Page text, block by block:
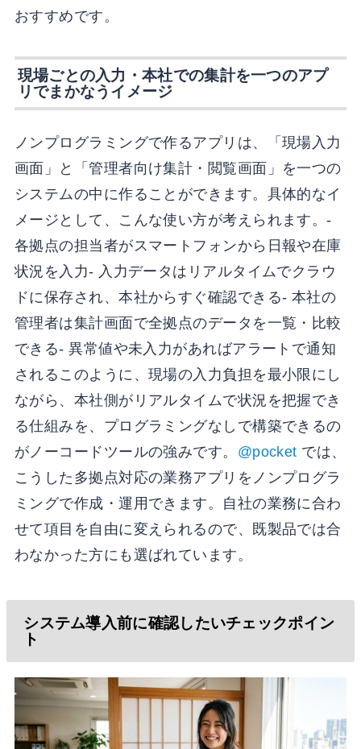
おすすめです。
現場ごとの入力・本社での集計を一つのアプ
リでまかなうイメージ
ノンプログラミングで作るアプリは、「現場入力
画面」と「管理者向け集計・閲覧画面」を一つの
システムの中に作ることができます。具体的なイ
メージとして、こんな使い方が考えられます。-
各拠点の担当者がスマートフォンから日報や在庫
状況を入力- 入力データはリアルタイムでクラウ
ドに保存され、本社からすぐ確認できる- 本社の
管理者は集計画面で全拠点のデータを一覧・比較
できる- 異常値や未入力があればアラートで通知
されるこのように、現場の入力負担を最小限にし
ながら、本社側がリアルタイムで状況を把握でき
る仕組みを、プログラミングなしで構築できるの
がノーコードツールの強みです。 @pocket では、
こうした多拠点対応の業務アプリをノンプログラ
ミングで作成・運用できます。自社の業務に合わ
せて項目を自由に変えられるので、既製品では合
わなかった方にも選ばれています。
システム導入前に確認したいチェックポイン
ト